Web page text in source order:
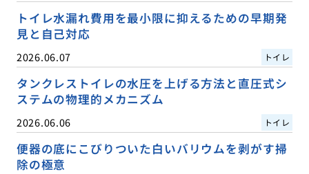
トイレ水漏れ費用を最小限に抑えるための早期発
見と自己対応
2026.06.07 トイレ
タンクレストイレの水圧を上げる方法と直圧式シ
ステムの物理的メカニズム
2026.06.06 トイレ
便器の底にこびりついた白いバリウムを剥がす掃
除の極意